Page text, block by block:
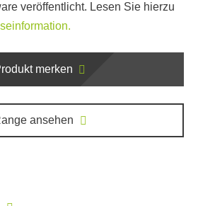
veröffentlicht. Lesen Sie hierzu
merken
ansehen